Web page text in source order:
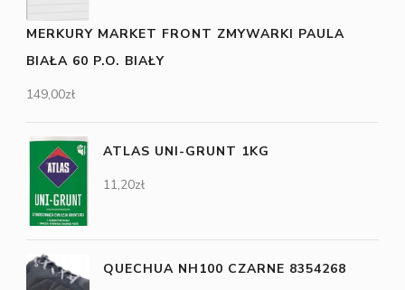
MERKURY MARKET FRONT ZMYWARKI PAULA
BIAŁA 60 P.O. BIAŁY
149,00zł
ATLAS UNI-GRUNT 1KG
11,20zł
QUECHUA NH100 CZARNE 8354268